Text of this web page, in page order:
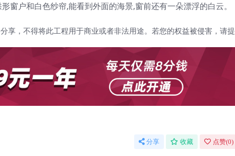
户和白色纱帘,能看到外面的海景,窗前还有一朵漂浮的白云。
享，不得将此工程用于商业或者非法用途。若您的权益被侵害，请提
分享 收藏 点赞(0)